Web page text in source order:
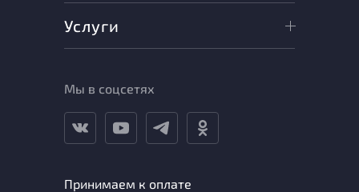
Услуги
Мы в соцсетях
Принимаем к оплате